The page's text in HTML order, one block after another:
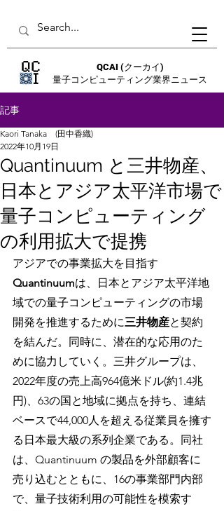
QCAI (クーカイ)
量子コンピューティング業界ニュース
記事
Quantinuum と三井物産、
日本とアジア太平洋市場で
量子コンピューティング
の利用拡大で提携
Kaori Tanaka (田中香織)
2022年10月19日
アジアでの事業拡大を目指す
Quantinuumは、日本とアジア太平洋地
域での量子コンピューティングの市場
開発を推進するために三井物産と契約
を結んだ。同時に、潜在的な応用のた
めに協力していく。三井グループは、
2022年度の売上高964億米ドル(約1.4兆
円)、63の国と地域に拠点を持ち、連結
ベースで44,000人を超える従業員を擁す
る日本最大級の系列企業である。同社
は、Quantinuum の製品を外部顧客に
売り込むとともに、16の事業部門内部
で、量子技術利用の可能性を模索す